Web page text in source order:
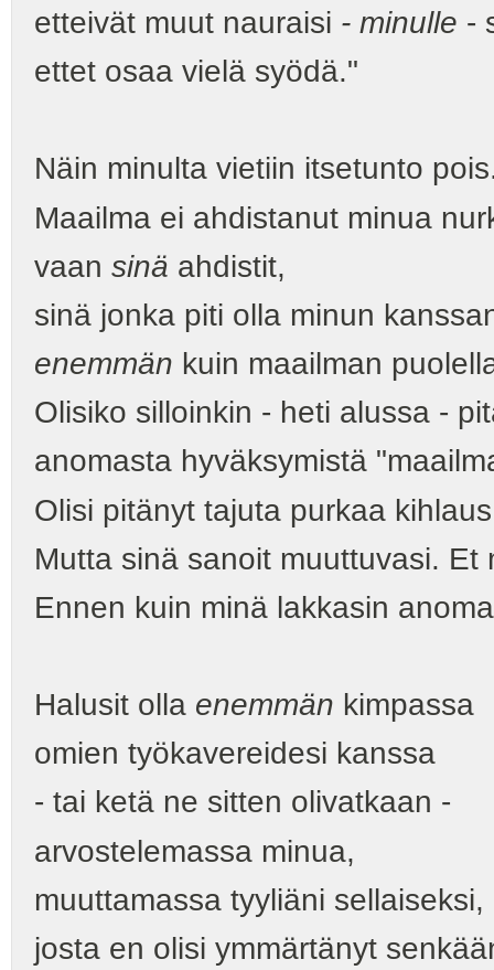
etteivät muut nauraisi - minulle -
ettet osaa vielä syödä."
Näin minulta vietiin itsetunto
Maailma ei ahdistanut minua
vaan sinä ahdistit,
sinä jonka piti olla minun
enemmän kuin maailman
Olisiko silloinkin - heti alussa -
anomasta hyväksymistä
Olisi pitänyt tajuta purkaa
Mutta sinä sanoit muuttuvasi. Et
Ennen kuin minä lakkasin
Halusit olla enemmän kimpassa
omien työkavereidesi kanssa
- tai ketä ne sitten olivatkaan -
arvostelemassa minua,
muuttamassa tyyliäni sellaiseksi,
josta en olisi ymmärtänyt